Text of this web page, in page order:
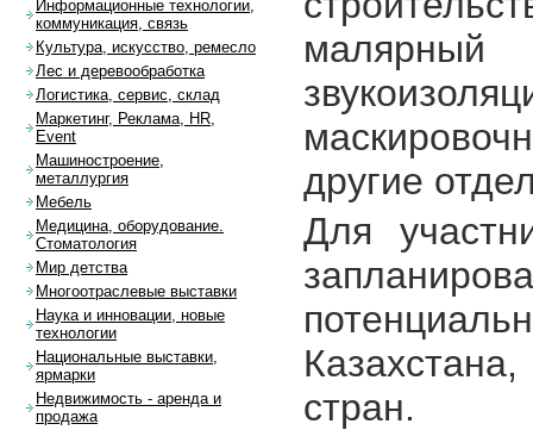
малярный
другие
Для
стран.
Информационные технологии,
коммуникация, связь
Культура, искусство, ремесло
Лес и деревообработка
Логистика, сервис, склад
Маркетинг, Реклама, HR,
Event
Машиностроение,
металлургия
Мебель
Медицина, оборудование.
Стоматология
Мир детства
Многоотраслевые выставки
Наука и инновации, новые
технологии
Национальные выставки,
ярмарки
Недвижимость - аренда и
продажа